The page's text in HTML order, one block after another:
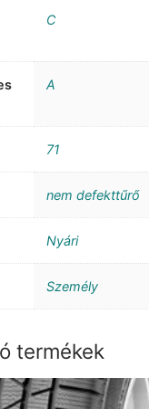
C
A
71
nem defekttűrő
Nyári
Személy
termékek